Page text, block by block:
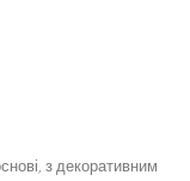
з декоративним